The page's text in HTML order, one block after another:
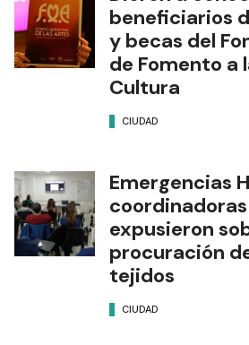
beneficiarios
y becas del
de Fomento a
Cultura
CIUDAD
Emergencias
expusieron
procuración
tejidos
CIUDAD